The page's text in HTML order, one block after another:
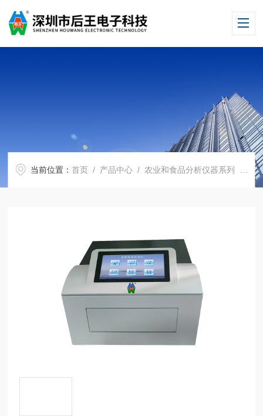
当前位置：首页 / 产品中心 / 农业和食品分析仪器系列 药